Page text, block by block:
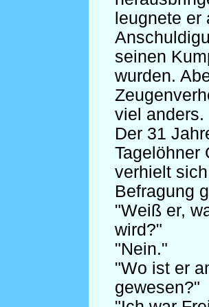
leugnete
seinen
wurden.
viel anders.
Der 31
Tagelöhner
verhielt
Befragung
"Weiß er,
wird?"
"Nein."
"Wo ist er
gewesen?"